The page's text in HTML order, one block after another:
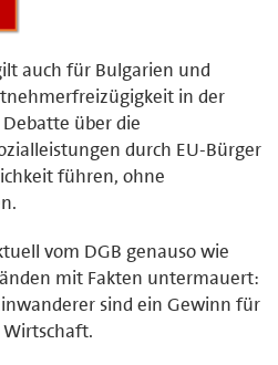
auch für Bulgarien und
in der
über die
durch EU-Bürger
führen, ohne
vom DGB genauso wie
mit Fakten untermauert:
sind ein Gewinn für